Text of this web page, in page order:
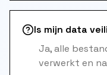
Is mijn data
Ja, alle
verwerkt en